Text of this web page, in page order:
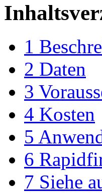
1
2 Daten
3
4 Kosten
5
6
7 Siehe